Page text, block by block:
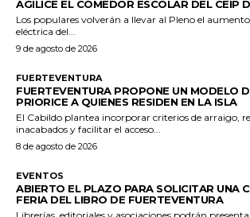
AGILICE EL COMEDOR ESCOLAR DEL CEIP
Los populares volverán a llevar al Pleno el
eléctrica del...
9 de agosto de 2026
FUERTEVENTURA
FUERTEVENTURA PROPONE UN MODELO
PRIORICE A QUIENES RESIDEN EN LA ISLA
El Cabildo plantea incorporar criterios de arraigo,
inacabados y facilitar el acceso...
8 de agosto de 2026
EVENTOS
ABIERTO EL PLAZO PARA SOLICITAR UNA
FERIA DEL LIBRO DE FUERTEVENTURA